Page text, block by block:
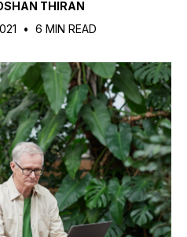
THIRAN
• 6 MIN READ